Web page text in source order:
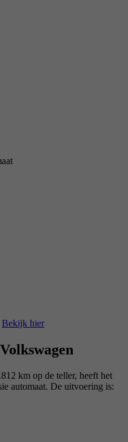
Bekijk hier
km op de teller, heeft het
automaat. De uitvoering is: